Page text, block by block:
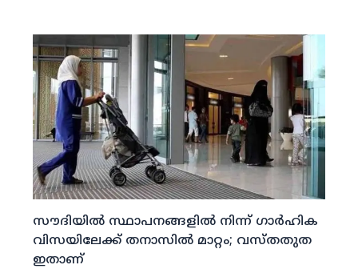
സൗദിയില്‍ സ്ഥാപനങ്ങളില്‍ നിന്ന് ഗാര്‍ഹിക
വിസയിലേക്ക് തനാസില്‍ മാറ്റം; വസ്തതുത
ഇതാണ്